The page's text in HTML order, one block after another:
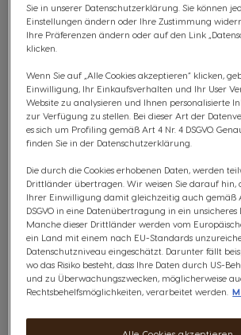
Sie in unserer Datenschutzerklärung. Sie können
Einstellungen ändern oder Ihre Zustimmung
Ihre Präferenzen ändern oder auf den Link
klicken.
Wenn Sie auf „Alle Cookies akzeptieren“ klicken,
Einwilligung, Ihr Einkaufsverhalten und Ihr User
Website zu analysieren und Ihnen personalisierte
zur Verfügung zu stellen. Bei dieser Art der
es sich um Profiling gemäß Art 4 Nr. 4 DSGVO.
finden Sie in der Datenschutzerklärung.
Die durch die Cookies erhobenen Daten, werden
Drittländer übertragen. Wir weisen Sie darauf hin,
Ihrer Einwilligung damit gleichzeitig auch gemäß
DSGVO in eine Datenübertragung in ein
Manche dieser Drittländer werden vom
ein Land mit einem nach EU-Standards
Datenschutzniveau eingeschätzt. Darunter fällt
wo das Risiko besteht, dass Ihre Daten durch US-
und zu Überwachungszwecken, möglicherweise
Rechtsbehelfsmöglichkeiten, verarbeitet werden.